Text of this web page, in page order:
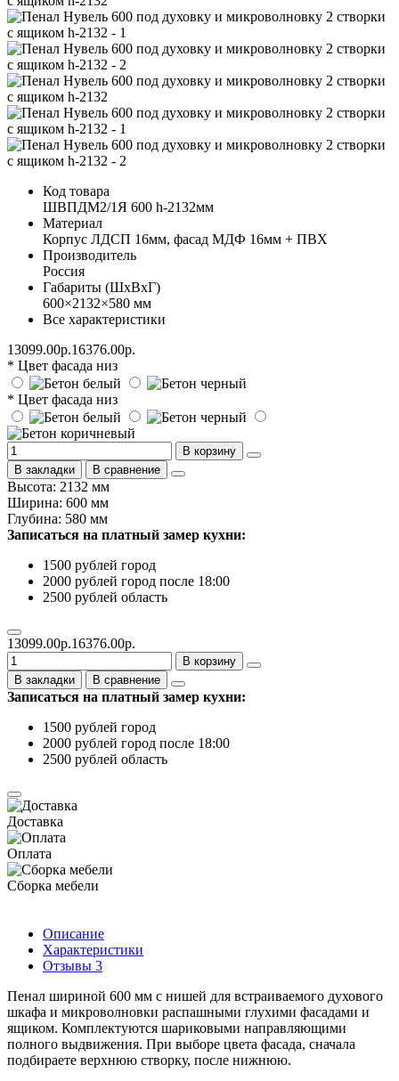
Код товара
ШВПДМ2/1Я 600 h-2132мм
Материал
Корпус ЛДСП 16мм, фасад МДФ 16мм + ПВХ
Производитель
Россия
Габариты (ШхВхГ)
600×2132×580 мм
Все характеристики
13099.00р.16376.00р.
* Цвет фасада низ
* Цвет фасада низ
В корзину
В закладки
В сравнение
Высота: 2132 мм
Ширина: 600 мм
Глубина: 580 мм
Записаться на платный замер кухни:
1500 рублей город
2000 рублей город после 18:00
2500 рублей область
13099.00р.16376.00р.
В корзину
В закладки
В сравнение
Записаться на платный замер кухни:
1500 рублей город
2000 рублей город после 18:00
2500 рублей область
Доставка
Оплата
Сборка мебели
Описание
Характеристики
Отзывы 3
Пенал шириной 600 мм с нишей для встраиваемого духового
шкафа и микроволновки распашными глухими фасадами и
ящиком. Комплектуются шариковыми направляющими
полного выдвижения. При выборе цвета фасада, сначала
подбираете верхнюю створку, после нижнюю.